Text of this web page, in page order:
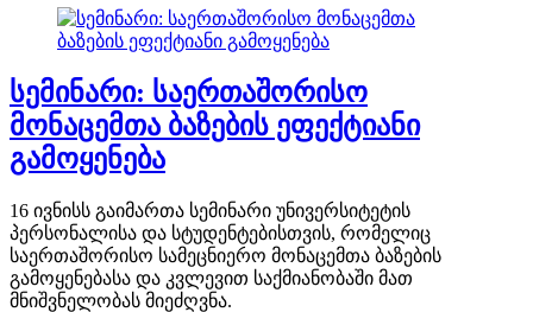
სემინარი: საერთაშორისო
მონაცემთა ბაზების ეფექტიანი
გამოყენება
16 ივნისს გაიმართა სემინარი უნივერსიტეტის
პერსონალისა და სტუდენტებისთვის, რომელიც
საერთაშორისო სამეცნიერო მონაცემთა ბაზების
გამოყენებასა და კვლევით საქმიანობაში მათ
მნიშვნელობას მიეძღვნა.